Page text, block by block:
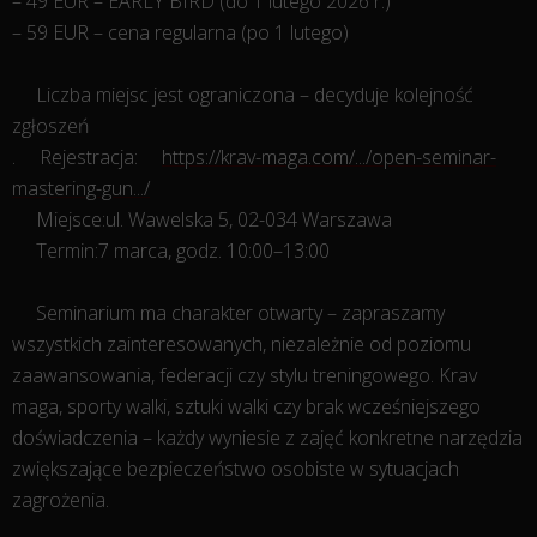
– 59 EUR – cena regularna (po 1 lutego)
Liczba miejsc jest ograniczona – decyduje kolejność
zgłoszeń
.
Rejestracja:
https://krav-maga.com/.../open-seminar-
mastering-gun.../
Miejsce:ul. Wawelska 5, 02-034 Warszawa
Termin:7 marca, godz. 10:00–13:00
Seminarium ma charakter otwarty – zapraszamy
wszystkich zainteresowanych, niezależnie od poziomu
zaawansowania, federacji czy stylu treningowego. Krav
maga, sporty walki, sztuki walki czy brak wcześniejszego
doświadczenia – każdy wyniesie z zajęć konkretne narzędzia
zwiększające bezpieczeństwo osobiste w sytuacjach
zagrożenia.